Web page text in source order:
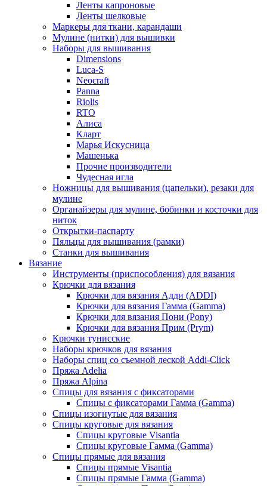
Ленты капроновые
Ленты шелковые
Маркеры для ткани, карандаши
Мулине (нитки) для вышивки
Наборы для вышивания
Dimensions
Luca-S
Neocraft
Panna
Riolis
RTO
Алиса
Кларт
Марья Искусница
Машенька
Прочие производители
Чудесная игла
Ножницы для вышивания (цапельки), резаки для
мулине
Органайзеры для мулине, бобинки и косточки для
ниток
Открытки-паспарту
Пяльцы для вышивания (рамки)
Станки для вышивания
Вязание
Инструменты (приспособления) для вязания
Крючки для вязания
Крючки для вязания Адди (ADDI)
Крючки для вязания Гамма (Gamma)
Крючки для вязания Пони (Pony)
Крючки для вязания Прим (Prym)
Крючки тунисские
Наборы крючков для вязания
Наборы спиц со съемной леской Addi-Click
Пряжа Adelia
Пряжа Alpina
Спицы для вязания с фиксаторами
Спицы с фиксаторами Гамма (Gamma)
Спицы изогнутые для вязания
Спицы круговые для вязания
Спицы круговые Visantia
Спицы круговые Гамма (Gamma)
Спицы прямые для вязания
Спицы прямые Visantia
Спицы прямые Гамма (Gamma)